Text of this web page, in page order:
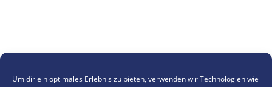
Um dir ein optimales Erlebnis zu bieten, verwenden wir Technologien wie